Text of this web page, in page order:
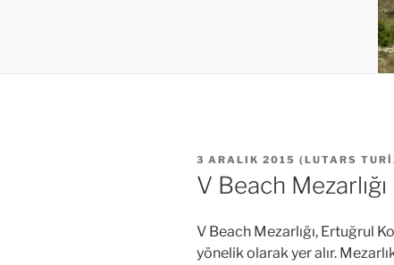
YAYIM
TARIHI
3 ARALIK 2015 ( LUTARS
V Beach Mezarlığı
V Beach Mezarlığı, Ertuğrul
yönelik olarak yer alır.